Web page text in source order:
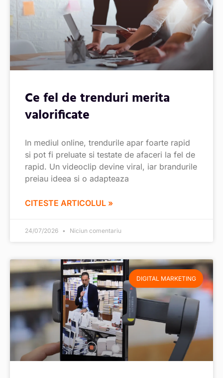
Ce fel de trenduri merita
valorificate
In mediul online, trendurile apar foarte rapid
si pot fi preluate si testate de afaceri la fel de
rapid. Un videoclip devine viral, iar brandurile
preiau ideea si o adapteaza
CITESTE ARTICOLUL »
24/07/2026 Niciun comentariu
DIGITAL MARKETING